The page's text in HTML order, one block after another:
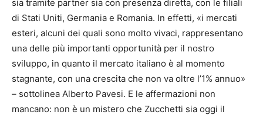
sia tramite partner sia con presenza diretta, con le filiali
di Stati Uniti, Germania e Romania. In effetti, «i mercati
esteri, alcuni dei quali sono molto vivaci, rappresentano
una delle più importanti opportunità per il nostro
sviluppo, in quanto il mercato italiano è al momento
stagnante, con una crescita che non va oltre l’1% annuo»
– sottolinea Alberto Pavesi. E le affermazioni non
mancano: non è un mistero che Zucchetti sia oggi il